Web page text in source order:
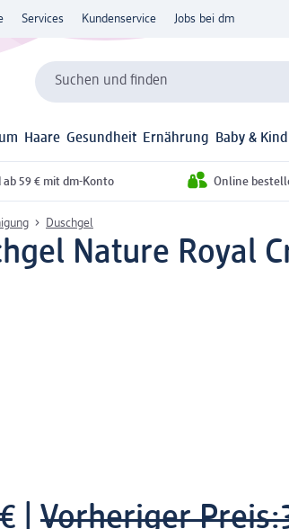
Services Kundenservice Jobs bei dm
Suchen und finden
Haare Gesundheit Ernährung Baby & Kind
ab 59 € mit dm-Konto Online
Duschgel
Nature Royal
Vorheriger Preis: